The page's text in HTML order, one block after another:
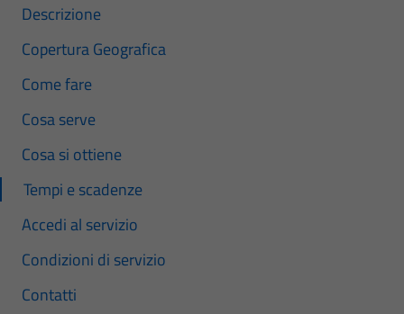
Descrizione
Copertura Geografica
Come fare
Cosa serve
Cosa si ottiene
Tempi e scadenze
Accedi al servizio
Condizioni di servizio
Contatti